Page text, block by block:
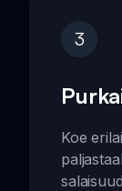
3
Koe